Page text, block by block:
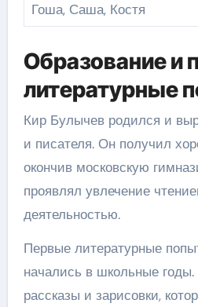
Гоша, Саша, Костя
Образование и
литературные
Кир Булычев родился и
и писателя. Он получил
окончив московскую
проявлял увлечение
деятельностью.
Первые литературные
начались в школьные
рассказы и зарисовки,